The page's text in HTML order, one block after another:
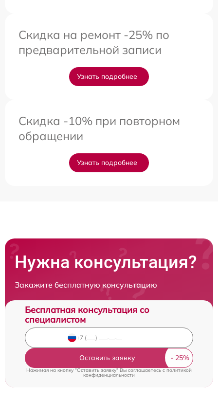
Скидка на ремонт -25% по
предварительной записи
Узнать подробнее
Скидка -10% при повторном
обращении
Узнать подробнее
Нужна консультация?
Закажите бесплатную консультацию
Бесплатная консультация со
специалистом
Оставить заявку
Нажимая на кнопку "Оставить заявку" Вы соглашаетесь cполитикой
конфиденциальности